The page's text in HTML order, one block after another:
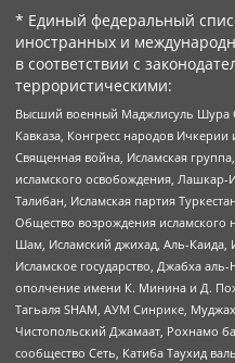
* Единый федеральный
иностранных и
в соответствии с
террористическими:
Высший военный Маджлисуль Шура
Кавказа, Конгресс народов Ичкерии
Священная война, Исламская
исламского освобождения,
Талибан, Исламская партия
Общество возрождения исламского
Шам, Исламский джихад, Аль-Каида,
Исламское государство, Джабха
ополчение имени К. Минина и Д.
Тагьаля SHAM, АУМ Синрике,
Чистопольский Джамаат, Рохнамо
сообщество Сеть, Катиба Таухид